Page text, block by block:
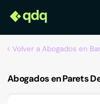
Volver a Abogados en
Abogados en Parets